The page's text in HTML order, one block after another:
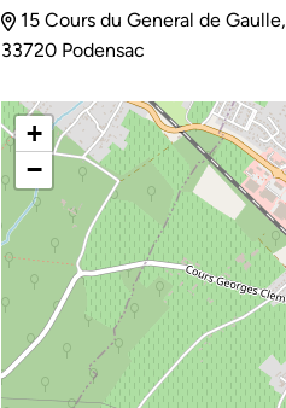
15 Cours du General de Gaulle,
33720 Podensac
+
−